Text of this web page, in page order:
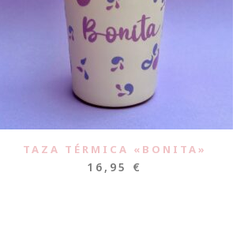
TAZA TÉRMICA «BONITA»
16,95 €